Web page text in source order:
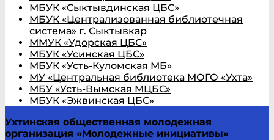
МБУК «Сыктывдинская ЦБС»
МБУК «Централизованная библиотечная
система» г. Сыктывкар
ММУК «Удорская ЦБС»
МБУК «Усинская ЦБС»
МБУК «Усть-Куломская МБ»
МУ «Центральная библиотека МОГО «Ухта»
МБУ «Усть-Вымская МЦБС»
МБУК «Эжвинская ЦБС»
Ухтинская общественная молодежная
организация «Молодежные инициативы»